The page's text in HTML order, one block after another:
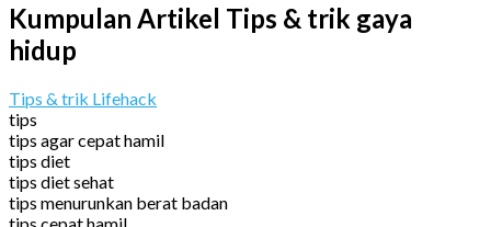
Kumpulan Artikel Tips & trik gaya
hidup
Tips & trik Lifehack
tips
tips agar cepat hamil
tips diet
tips diet sehat
tips menurunkan berat badan
tips cepat hamil